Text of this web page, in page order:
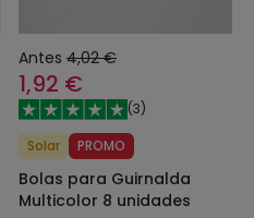
Antes 4,02 €
1,92 €
(3)
Solar
PROMO
Bolas para Guirnalda
Multicolor 8 unidades